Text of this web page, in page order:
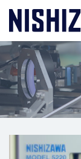
コ
ン
テ
へ
ナ
ビ
ゲ
ョ